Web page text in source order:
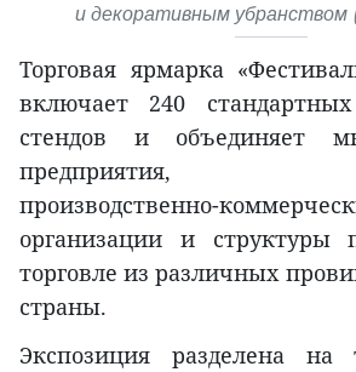
и декоративным
Торговая ярмарка
включает 240
стендов и объединяет
предприятия,
производственно-
организации и структуры
торговле из различных
страны.
Экспозиция разделена на